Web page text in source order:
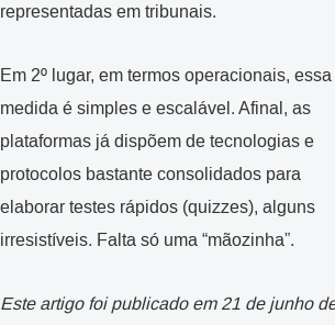
representadas em tribunais.
Em 2º lugar, em termos operacionais, essa
medida é simples e escalável. Afinal, as
plataformas já dispõem de tecnologias e
protocolos bastante consolidados para
elaborar testes rápidos (quizzes), alguns
irresistíveis. Falta só uma “mãozinha”.
Este artigo foi publicado em 21 de junho